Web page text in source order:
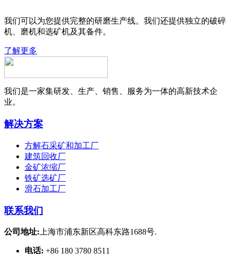
我们可以为您提供完整的研磨生产线。我们还提供独立的破碎
机、磨机和选矿机及其备件。
了解更多
我们是一家集研发、生产、销售、服务为一体的高新技术企
业。
解决方案
方解石采矿和加工厂
建筑回收厂
金矿浓缩厂
铁矿选矿厂
滑石加工厂
联系我们
公司地址: 上海市浦东新区高科东路1688号.
电话: +86 180 3780 8511